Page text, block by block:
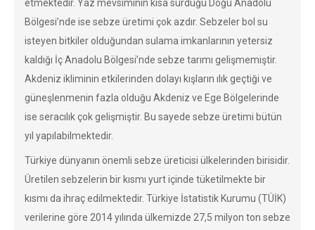
etmektedir. Yaz mevsiminin kısa sürdüğü Doğu Anadolu
Bölgesi’nde ise sebze üretimi çok azdır. Sebzeler bol su
isteyen bitkiler olduğundan sulama imkanlarının yetersiz
kaldığı İç Anadolu Bölgesi’nde sebze tarımı gelişmemiştir.
Akdeniz ikliminin etkilerinden dolayı kışların ılık geçtiği ve
güneşlenmenin fazla olduğu Akdeniz ve Ege Bölgelerinde
ise seracılık çok gelişmiştir. Bu sayede sebze üretimi bütün
yıl yapılabilmektedir.
Türkiye dünyanın önemli sebze üreticisi ülkelerinden birisidir.
Üretilen sebzelerin bir kısmı yurt içinde tüketilmekte bir
kısmı da ihraç edilmektedir. Türkiye İstatistik Kurumu (TÜİK)
verilerine göre 2014 yılında ülkemizde 27,5 milyon ton sebze